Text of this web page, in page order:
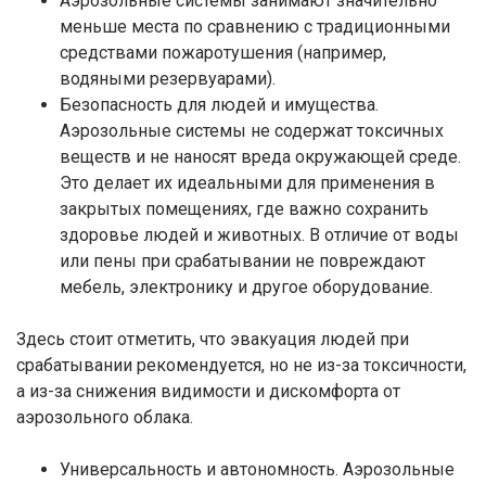
меньше места по сравнению с традиционными
средствами пожаротушения (например,
водяными резервуарами).
Безопасность для людей и имущества.
Аэрозольные системы не содержат токсичных
веществ и не наносят вреда окружающей среде.
Это делает их идеальными для применения в
закрытых помещениях, где важно сохранить
здоровье людей и животных. В отличие от воды
или пены при срабатывании не повреждают
мебель, электронику и другое оборудование.
Здесь стоит отметить, что эвакуация людей при
срабатывании рекомендуется, но не из-за токсичности,
а из-за снижения видимости и дискомфорта от
аэрозольного облака.
Универсальность и автономность. Аэрозольные